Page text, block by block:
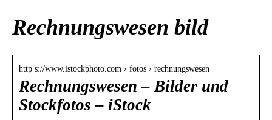
Rechnungswesen bild
http s://www.istockphoto.com › fotos › rechnungswesen
Rechnungswesen – Bilder und
Stockfotos – iStock